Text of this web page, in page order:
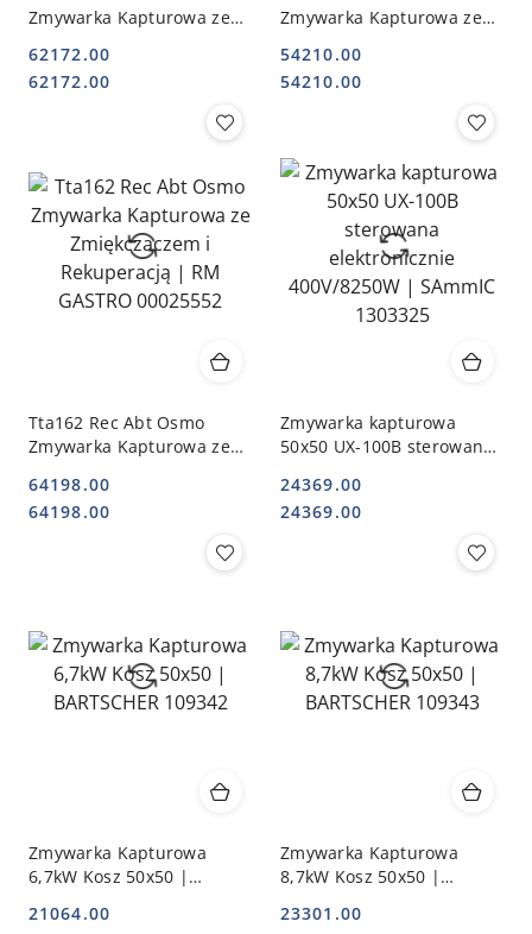
Zmywarka Kapturowa ze
Rekuperacją | RM GASTRO
00025554
Cena:
62172.00
Cena:
62172.00
Zmywarka Kapturowa ze
Rekuperacją | RM GASTRO
00025553
Cena:
54210.00
Cena:
54210.00
Tta162 Rec Abt Osmo
Zmywarka Kapturowa ze
Rekuperacją | RM GASTRO
00025552
Cena:
64198.00
Cena:
64198.00
Zmywarka kapturowa
50x50 UX-100B sterowana
| SAmmIC 1303325
Cena:
24369.00
Cena:
24369.00
Zmywarka Kapturowa
6,7kW Kosz 50x50 |
21064.00
Zmywarka Kapturowa
8,7kW Kosz 50x50 |
23301.00